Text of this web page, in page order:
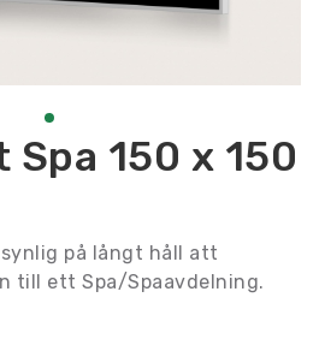
150 x 150
på långt håll att
till ett Spa/Spaavdelning.